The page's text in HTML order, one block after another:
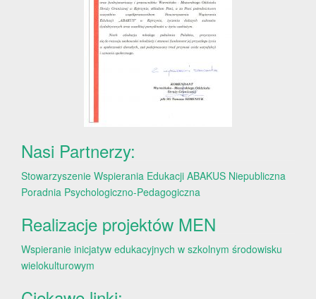
Nasi Partnerzy:
Stowarzyszenie Wspierania Edukacji ABAKUS Niepubliczna
Poradnia Psychologiczno-Pedagogiczna
Realizacje projektów MEN
Wspieranie inicjatyw edukacyjnych w szkolnym środowisku
wielokulturowym